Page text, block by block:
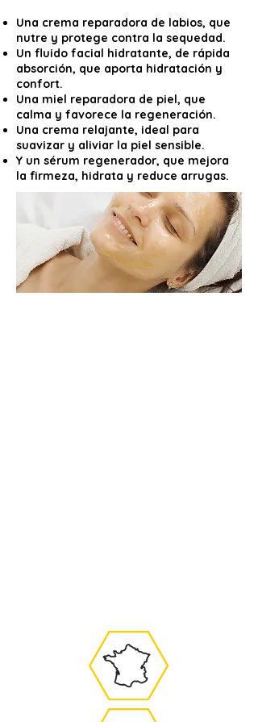
Una crema reparadora de labios, que
nutre y protege contra la sequedad.
Un fluido facial hidratante, de rápida
absorción, que aporta hidratación y
confort.
Una miel reparadora de piel, que
calma y favorece la regeneración.
Una crema relajante, ideal para
suavizar y aliviar la piel sensible.
Y un sérum regenerador, que mejora
la firmeza, hidrata y reduce arrugas.